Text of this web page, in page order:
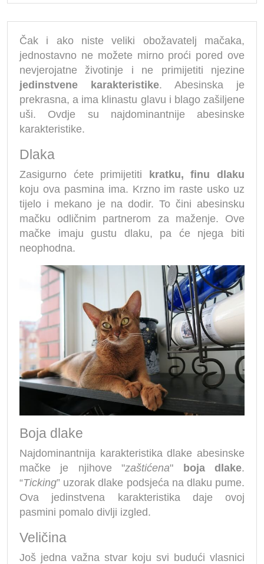
Čak i ako niste veliki obožavatelj mačaka,
jednostavno ne možete mirno proći pored ove
nevjerojatne životinje i ne primijetiti njezine
jedinstvene karakteristike. Abesinska je
prekrasna, a ima klinastu glavu i blago zašiljene
uši. Ovdje su najdominantnije abesinske
karakteristike.
Dlaka
Zasigurno ćete primijetiti
kratku, finu dlaku
koju ova pasmina ima. Krzno im raste usko uz
tijelo i mekano je na dodir. To čini abesinsku
mačku odličnim partnerom za maženje. Ove
mačke imaju gustu dlaku, pa će njega biti
neophodna.
Boja dlake
Najdominantnija karakteristika dlake abesinske
mačke je njihove "zaštićena" boja dlake.
“Ticking” uzorak dlake podsjeća na dlaku pume.
Ova jedinstvena karakteristika daje ovoj
pasmini pomalo divlji izgled.
Veličina
Još jedna važna stvar koju svi budući vlasnici